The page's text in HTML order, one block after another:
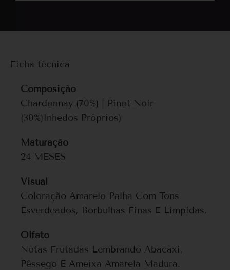
Ficha técnica
Composição
Chardonnay (70%) | Pinot Noir
(30%)Inhedos Próprios)
Maturação
24 MESES
Visual
Coloração Amarelo Palha Com Tons
Esverdeados, Borbulhas Finas E Límpidas.
Olfato
Notas Frutadas Lembrando Abacaxi,
Pêssego E Ameixa Amarela Madura.